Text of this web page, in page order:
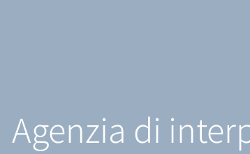
Agenzia di